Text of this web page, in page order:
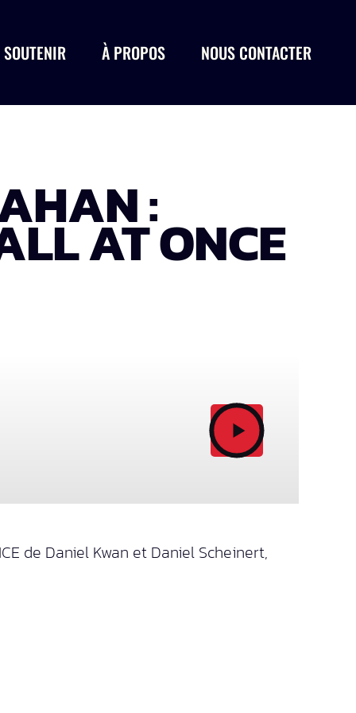
À PROPOS NOUS CONTACTER
:
AT ONCE
de Daniel Kwan et Daniel Scheinert,